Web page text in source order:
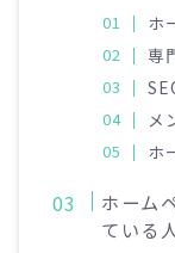
ホ
専
メ
ホ
ホーム
ている